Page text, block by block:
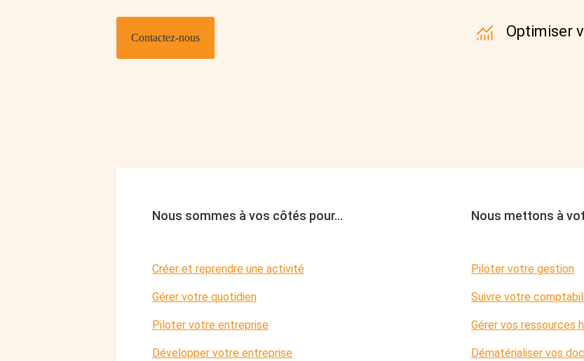
Contactez-nous Optimiser
Nous sommes à vos côtés pour…
Créer et reprendre une activité
Gérer votre quotidien
Piloter votre entreprise
Développer votre entreprise
Nous mettons à
Piloter votre gestion
Suivre votre
Gérer vos ressources
Dématérialiser vos